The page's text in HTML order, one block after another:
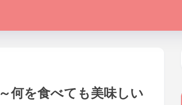
何を食べても美味しい